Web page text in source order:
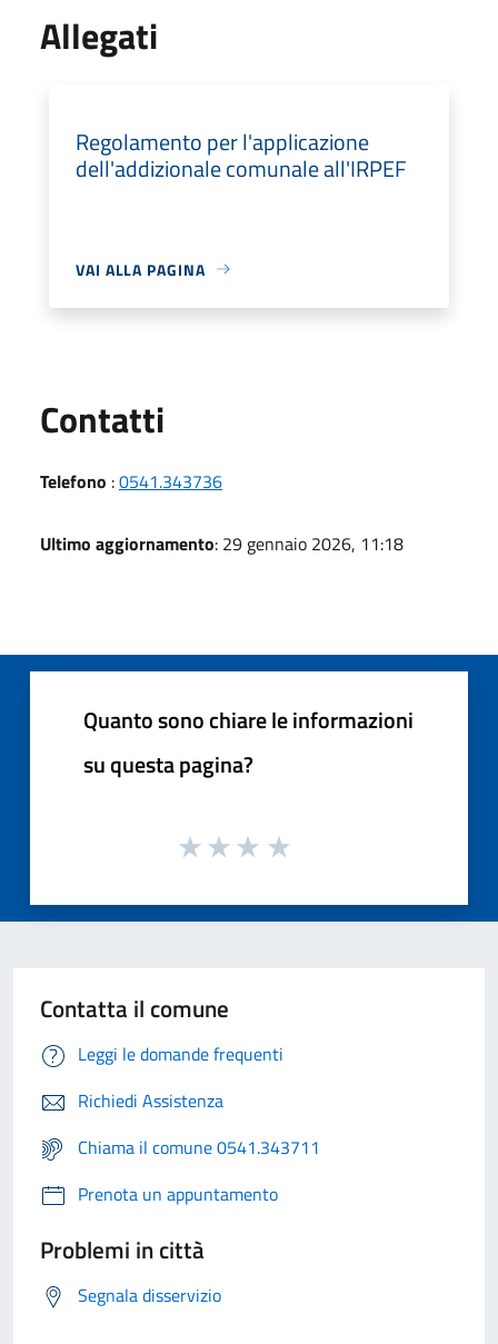
Allegati
Regolamento per l'applicazione
dell'addizionale comunale all'IRPEF
VAI ALLA PAGINA
Contatti
Telefono :0541.343736
Ultimo aggiornamento: 29 gennaio 2026, 11:18
Quanto sono chiare le informazioni
su questa pagina?
Contatta il comune
Leggi le domande frequenti
Richiedi Assistenza
Chiama il comune 0541.343711
Prenota un appuntamento
Problemi in città
Segnala disservizio